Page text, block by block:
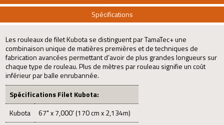
Spécifications
Les rouleaux de filet Kubota se distinguent par TamaTec+ une
combinaison unique de matières premières et de techniques de
fabrication avancées permettant d’avoir de plus grandes longueurs sur
chaque type de rouleau. Plus de mètres par rouleau signifie un coût
inférieur par balle enrubannée.
Spécifications Filet Kubota:
Kubota
67" x 7,000' (170 cm x 2,134m)